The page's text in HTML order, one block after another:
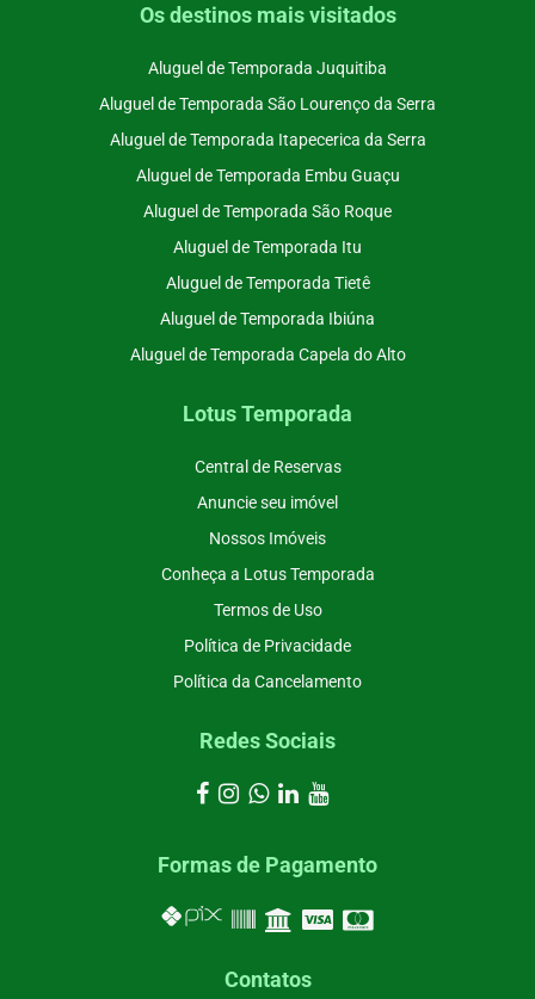
Os destinos mais visitados
Aluguel de Temporada Juquitiba
Aluguel de Temporada São Lourenço da Serra
Aluguel de Temporada Itapecerica da Serra
Aluguel de Temporada Embu Guaçu
Aluguel de Temporada São Roque
Aluguel de Temporada Itu
Aluguel de Temporada Tietê
Aluguel de Temporada Ibiúna
Aluguel de Temporada Capela do Alto
Lotus Temporada
Central de Reservas
Anuncie seu imóvel
Nossos Imóveis
Conheça a Lotus Temporada
Termos de Uso
Política de Privacidade
Política da Cancelamento
Redes Sociais
Formas de Pagamento
Contatos